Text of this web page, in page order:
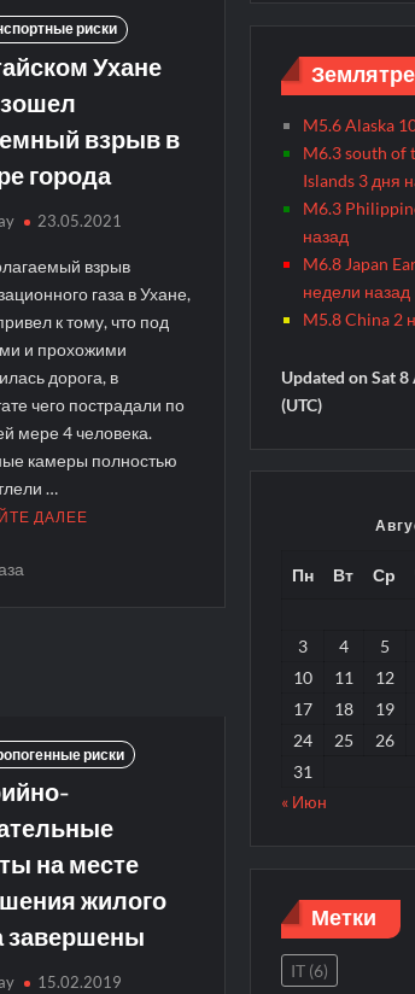
риски
Ухане
взрыв в
города
23.05.2021
взрыв
газа в Ухане,
к тому, что под
и прохожими
дорога, в
чего пострадали по
мере 4 человека.
камеры полностью
…
ДАЛЕЕ
риски
на месте
жилого
завершены
15.02.2019
M5.6 Alaska
M6.3 south of
Islands 3 дня
M6.3
назад
M6.8 Japan
недели назад
M5.8 China 2
Updated on Sat
(UTC)
Пн Вт Ср
3
4 5
10
11 12
17
18 19
24
25 26
31
« Июн
Метки
IT(6)